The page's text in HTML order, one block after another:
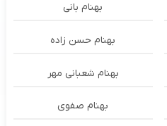
بهنام بانی
بهنام حسن زاده
بهنام شعبانی مهر
بهنام صفوی